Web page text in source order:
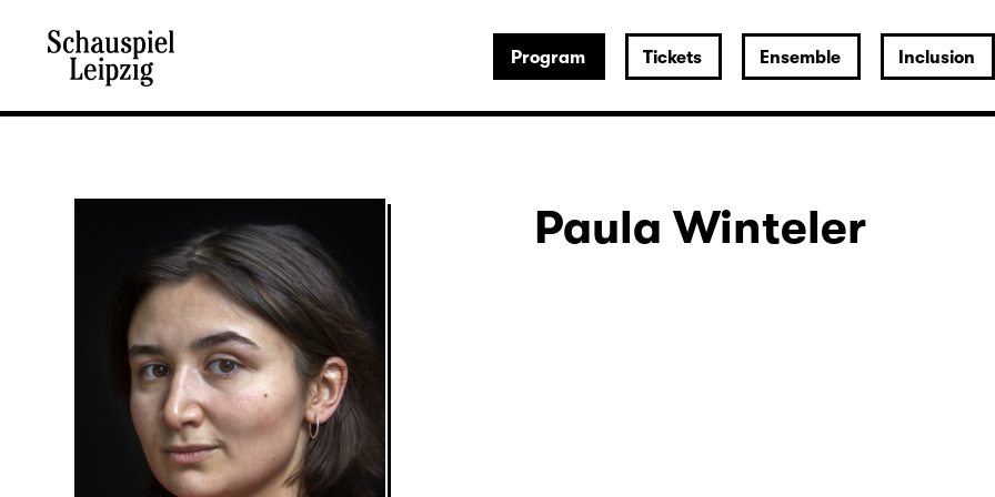
Program Tickets Ensemble Inclusion
Paula Winteler